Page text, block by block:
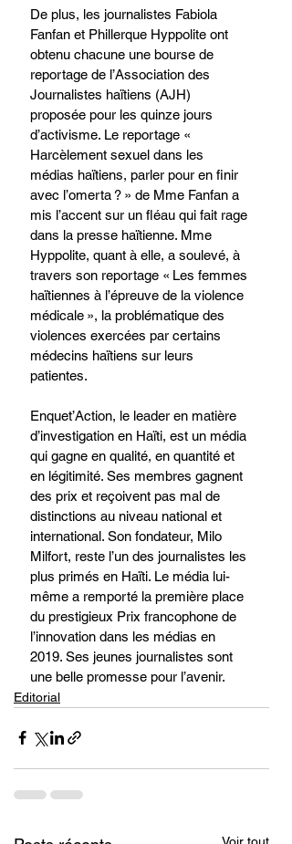
De plus, les journalistes Fabiola
Fanfan et Phillerque Hyppolite ont
obtenu chacune une bourse de
reportage de l’Association des
Journalistes haïtiens (AJH)
proposée pour les quinze jours
d’activisme. Le reportage «
Harcèlement sexuel dans les
médias haïtiens, parler pour en finir
avec l’omerta ? » de Mme Fanfan a
mis l’accent sur un fléau qui fait rage
dans la presse haïtienne. Mme
Hyppolite, quant à elle, a soulevé, à
travers son reportage « Les femmes
haïtiennes à l’épreuve de la violence
médicale », la problématique des
violences exercées par certains
médecins haïtiens sur leurs
patientes.
Enquet’Action, le leader en matière
d’investigation en Haïti, est un média
qui gagne en qualité, en quantité et
en légitimité. Ses membres gagnent
des prix et reçoivent pas mal de
distinctions au niveau national et
international. Son fondateur, Milo
Milfort, reste l’un des journalistes les
plus primés en Haïti. Le média lui-
même a remporté la première place
du prestigieux Prix francophone de
l’innovation dans les médias en
2019. Ses jeunes journalistes sont
une belle promesse pour l’avenir.
Editorial
Voir tout